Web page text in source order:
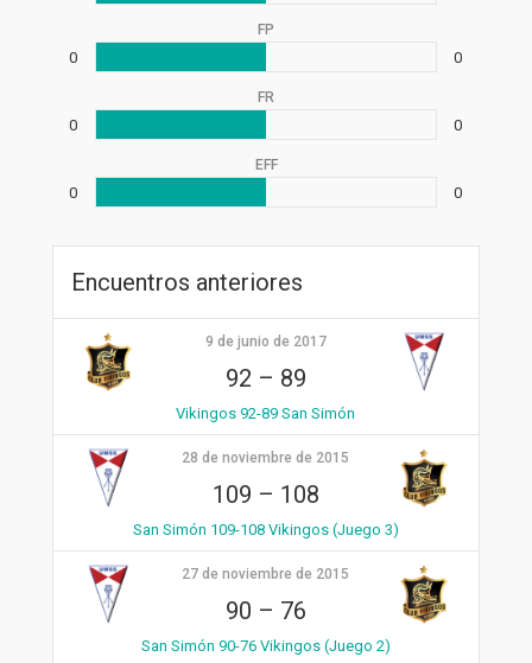
FP
0 0
FR
0 0
EFF
0 0
Encuentros anteriores
9 de junio de 2017
92 – 89
Vikingos 92-89 San Simón
28 de noviembre de 2015
109 – 108
San Simón 109-108 Vikingos (Juego 3)
27 de noviembre de 2015
90 – 76
San Simón 90-76 Vikingos (Juego 2)